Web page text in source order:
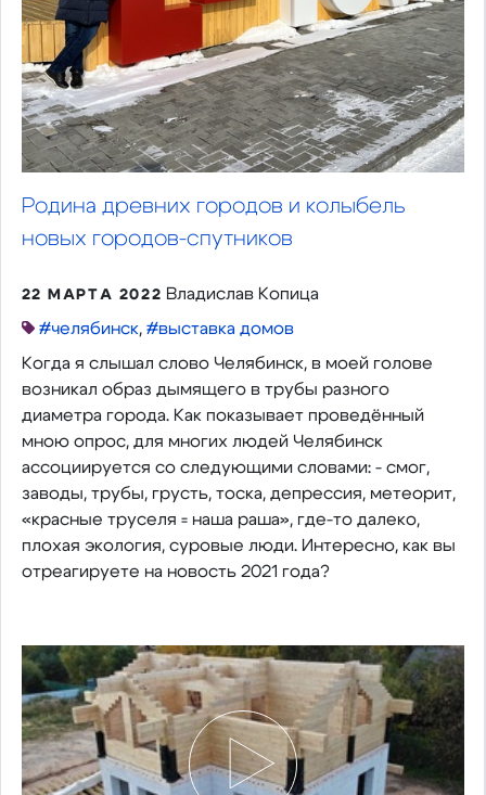
Родина древних городов и колыбель
новых городов-спутников
22 МАРТА 2022 Владислав Копица
#челябинск, #выставка домов
Когда я слышал слово Челябинск, в моей голове
возникал образ дымящего в трубы разного
диаметра города. Как показывает проведённый
мною опрос, для многих людей Челябинск
ассоциируется со следующими словами: - смог,
заводы, трубы, грусть, тоска, депрессия, метеорит,
«красные труселя = наша раша», где-то далеко,
плохая экология, суровые люди. Интересно, как вы
отреагируете на новость 2021 года?